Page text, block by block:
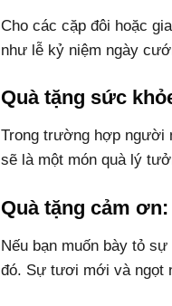
Cho các cặp đôi hoặc
như lễ kỷ niệm ngày
Quà tặng sức
Trong trường hợp người
sẽ là một món quà lý
Quà tặng cảm ơn:
Nếu bạn muốn bày tỏ
đó. Sự tươi mới và ngọt